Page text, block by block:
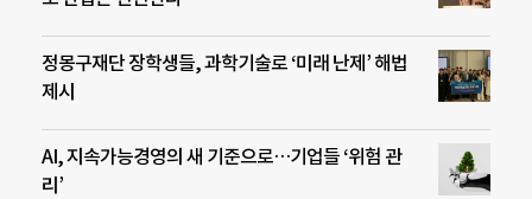
정몽구재단 장학생들, 과학기술로 ‘미래 난제’ 해법
제시
AI, 지속가능경영의 새 기준으로…기업들 ‘위험 관
리’